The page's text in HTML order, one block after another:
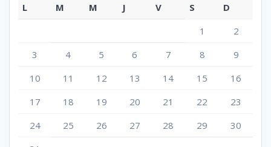
L M M J V S
D
1
2
3
4 5 6 7 8
9
10
11 12 13 14 15
16
17
18 19 20 21 22
23
24
25 26 27 28 29
30